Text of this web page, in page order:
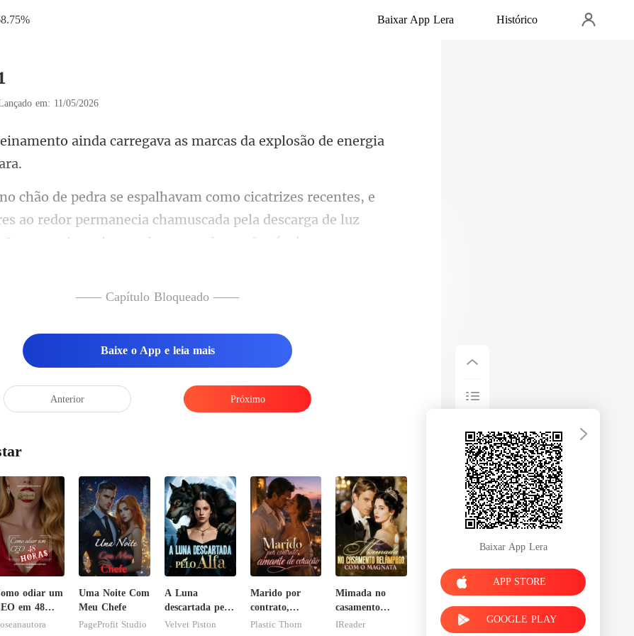
Baixar App Lera Histórico
em: 11/05/2026
carregava as marcas da explosã
ao redor permanecia chamuscada pela descarga de luz
ar parecia
—— Capítulo Bloqueado ——
Baixe o App e leia mais
Anterior Próximo
odiar um
em 48
Uma Noite Com
Meu Chefe
PageProfit Studio
A Luna
descartada pelo
Alfa
Velvet Piston
Marido por
contrato,
amante de
Plastic Thorn
Mimada no
casamento
relâmpago com
IReader
Baixar App Lera
APP STORE
GOOGLE PLAY